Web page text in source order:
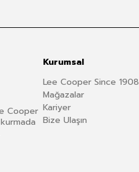
Cooper
Kurumsal
Lee Cooper Since 1908
Mağazalar
Kariyer
Bize Ulaşın